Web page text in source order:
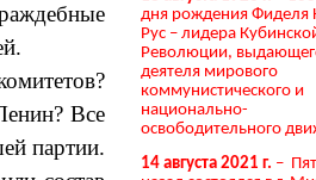
Все
партии.
дня рождения Фиделя
Рус – лидера
Революции,
деятеля мирового
коммунистического и
национально-
освободительного
14 августа 2021 г. –